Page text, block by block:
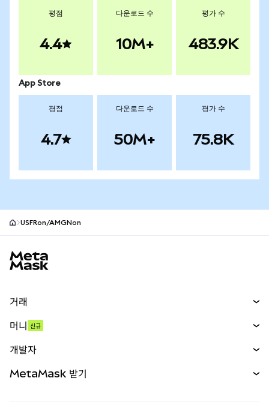
평점
4.4
다운로드 수
10M+
평가 수
483.9K
App Store
평점
4.7
다운로드 수
50M+
평가 수
75.8K
USFRon/AMGNon
거래
무기한 선물
실물자산
머니 신규
개발자
MetaMask 받기